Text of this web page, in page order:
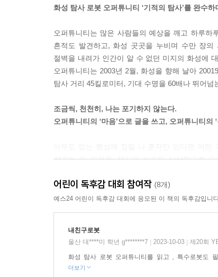
화성 탐사 로봇 오퍼튜니티 ‘기적의 탐사’를 완수하
오퍼튜니티는 많은 사람들의 예상을 깨고 하루
흔적도 발견하고, 화성 곳곳을 누비며 수만 장
절벽을 내려가 인간이 알 수 없던 미지의 화성에
오퍼튜니티는 2003년 2월, 화성을 향해 날아
탐사 거리 45킬로미터, 기대 수명을 60배나 뛰어
조금씩, 천천히, 나는 포기하지 않는다.
오퍼튜니티의 ‘마음’으로 글을 쓰고, 오퍼튜니티의
작가는 이 마음을 작가의 놀라운 상상력으로
하루하루를 그려 냈다. 마치 오퍼튜니티가 화성
섬세함은 광활한 화성에서 먼지 같은 오퍼튜니티
수고했어, 고마웠어 오퍼튜니티! 이제 안녕!
2018년 6월 10일, 모래 폭풍에 뒤덮인 오퍼튜
1000번의 신호를 보냈지만 2019년 2월 13일, 오
어린이 독후감 대회 참여작 (8개)
예스24 어린이 독후감 대회에 응모된 이 책의 독후감입니
내친구로봇
울산 대****미 학년 g********7
2023-10-03 제20회
화성 탐사 로봇 오퍼튜니티를 읽고 , 특수로봇도
더보기